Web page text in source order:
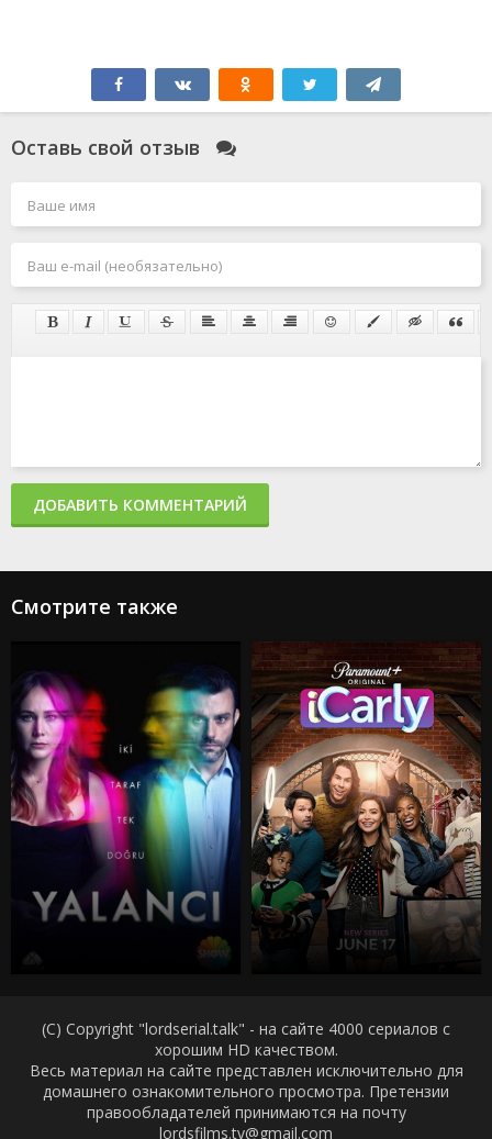
Оставь свой отзыв
ДОБАВИТЬ КОММЕНТАРИЙ
Смотрите также
(C) Copyright "lordserial.talk" - на сайте 4000 сериалов с
хорошим HD качеством.
Весь материал на сайте представлен исключительно для
домашнего ознакомительного просмотра. Претензии
правообладателей принимаются на почту
lordsfilms.tv@gmail.com